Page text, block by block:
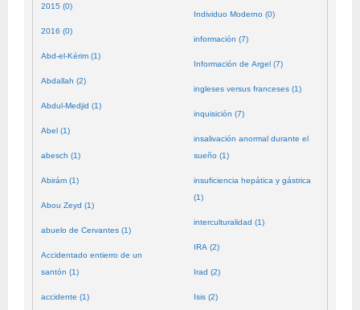
2015 (0)
2016 (0)
Abd-el-Kérim (1)
Abdallah (2)
Abdul-Medjid (1)
Abel (1)
abesch (1)
Abirám (1)
Abou Zeyd (1)
abuelo de Cervantes (1)
Accidentado entierro de un
santón (1)
accidente (1)
Individuo Moderno (0)
información (7)
Información de Argel (7)
ingleses versus franceses (1)
inquisición (7)
insalivación anormal durante el
sueño (1)
insuficiencia hepática y gástrica
(1)
interculturalidad (1)
IRA (2)
Irad (2)
Isis (2)